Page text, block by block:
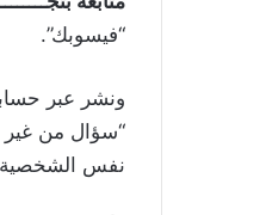
“فيسوبك”.
ونشر عبر
“سؤال من غير
نفس